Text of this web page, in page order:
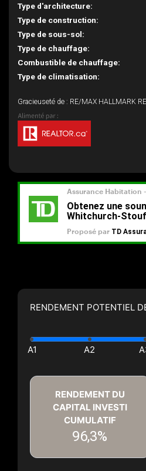
Type d'architecture:
Type de construction:
Type de sous-sol:
Type de chauffage:
Combustible de chauffage:
Type de climatisation:
Gracieuseté de : RE/MAX HALLMARK
RENDEMENT POTENTIEL
RENDEMENT DU
CAPITAL INVESTI
CUMULATIF
96,3%